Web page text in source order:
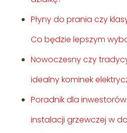
Płyny do prania czy
Co będzie lepszym
Nowoczesny czy
idealny kominek
Poradnik dla
instalacji grzewczej w